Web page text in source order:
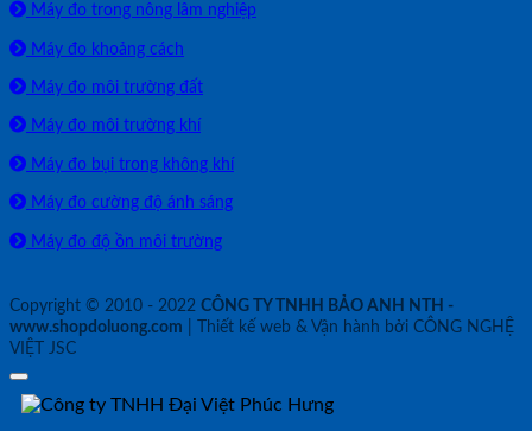
Máy đo trong nông lâm nghiệp
Máy đo khoảng cách
Máy đo môi trường đất
Máy đo môi trường khí
Máy đo bụi trong không khí
Máy đo cường độ ánh sáng
Máy đo độ ồn môi trường
Copyright © 2010 - 2022 CÔNG TY TNHH BẢO ANH NTH -
www.shopdoluong.com | Thiết kế web & Vận hành bởi CÔNG NGHỆ
VIỆT JSC